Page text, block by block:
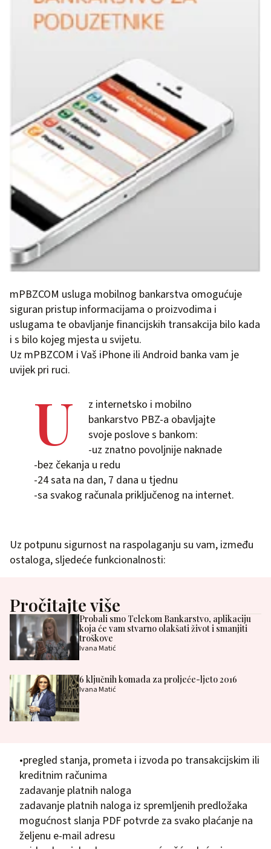
mPBZCOM usluga mobilnog bankarstva omogućuje
siguran pristup informacijama o proizvodima i
uslugama te obavljanje financijskih transakcija bilo kada
i s bilo kojeg mjesta u svijetu.
Uz mPBZCOM i Vaš iPhone ili Android banka vam je
uvijek pri ruci.
U
z internetsko i mobilno
bankarstvo PBZ-a obavljajte
svoje poslove s bankom:
-uz znatno povoljnije naknade
-bez čekanja u redu
-24 sata na dan, 7 dana u tjednu
-sa svakog računala priključenog na internet.
Uz potpunu sigurnost na raspolaganju su vam, između
ostaloga, sljedeće funkcionalnosti:
Pročitajte više
Probali smo Telekom Bankarstvo, aplikaciju
koja će vam stvarno olakšati život i smanjiti
troškove
Ivana Matić
6 ključnih komada za proljeće-ljeto 2016
Ivana Matić
•pregled stanja, prometa i izvoda po transakcijskim ili
kreditnim računima
zadavanje platnih naloga
zadavanje platnih naloga iz spremljenih predložaka
mogućnost slanja PDF potvrde za svako plaćanje na
željenu e-mail adresu